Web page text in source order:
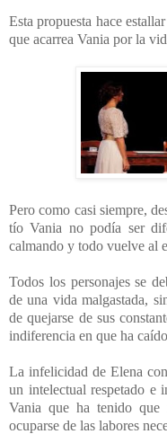
Esta propuesta hace
que acarrea Vania por la
Pero como casi siempre,
tío Vania no podía ser
calmando y todo vuelve al
Todos los personajes se
de una vida malgastada,
de quejarse de sus
indiferencia en que ha
La infelicidad de Elena
un intelectual respetado e
Vania que ha tenido que
ocuparse de las labores